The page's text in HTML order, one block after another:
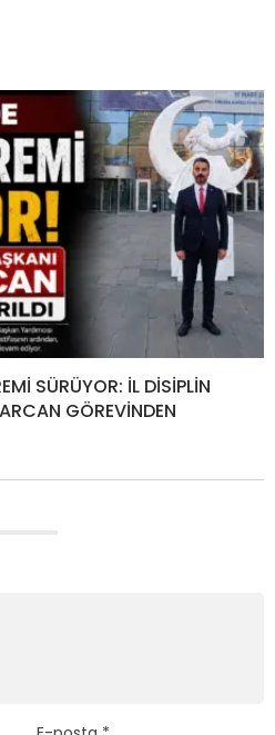
SÜRÜYOR: İL DİSİPLİN
GÖREVİNDEN